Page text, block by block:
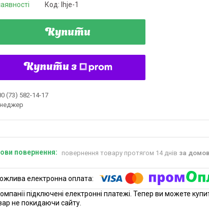
Код: lhje-1
Купити
Купити з
(73) 582-14-17
повернення товару протягом 14 днів за
підключені електронні платежі. Тепер ви можете
не покидаючи сайту.